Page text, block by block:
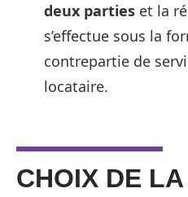
deux parties et la
s’effectue sous la
contrepartie de
locataire.
CHOIX DE